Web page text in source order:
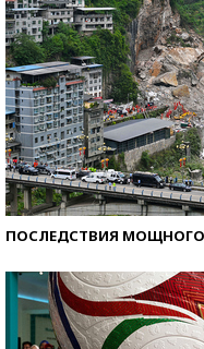
ПОСЛЕДСТВИЯ